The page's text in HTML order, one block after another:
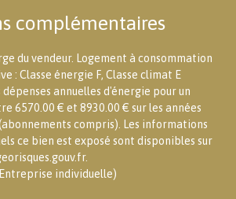
complémentaires
du vendeur. Logement à consommation
: Classe énergie F, Classe climat E
annuelles d'énergie pour un
6570.00 € et 8930.00 € sur les années
compris). Les informations
ce bien est exposé sont disponibles sur
individuelle)